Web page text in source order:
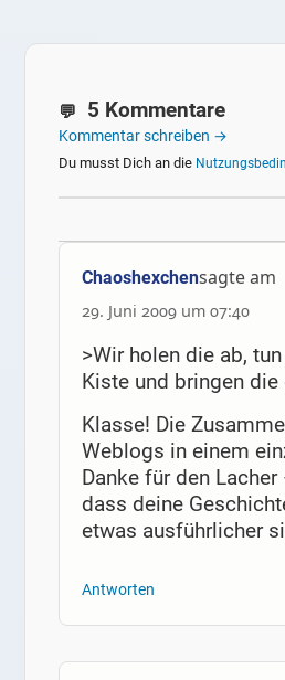
5 Kommentare
Kommentar schreiben →
Du musst Dich an die
Chaoshexchensagte am
29. Juni 2009 um 07:40
>Wir holen die ab,
Kiste und bringen die
Klasse! Die
Weblogs in einem
Danke für den
dass deine
etwas ausführlicher
Antworten